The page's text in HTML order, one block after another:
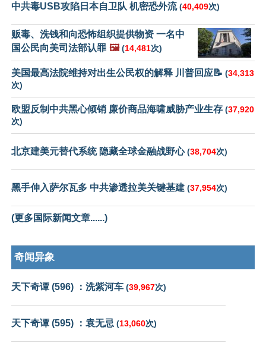
中共毒USB攻陷日本自卫队 机密恐外流(40,409次)
贩毒、洗钱和向恐怖组织提供物资 一名中
国公民向美司法部认罪 🖼️ (14,481次)
美国最高法院维持对出生公民权的解释 川普回应📝 (34,313
次)
欧盟反制中共黑心倾销 廉价商品海啸威胁产业生存 (37,920
次)
北京建美元替代系统 隐藏全球金融战野心(38,704次)
黑手伸入萨尔瓦多 中共渗透拉美关键基建 (37,954次)
(更多国际新闻文章......)
奇闻异象
天下奇谭 (596) ：洗紫河车 (39,967次)
天下奇谭 (595) ：袁无忌 (13,060次)